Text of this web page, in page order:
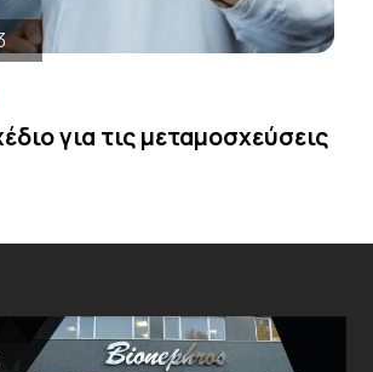
για τις μεταμοσχεύσεις